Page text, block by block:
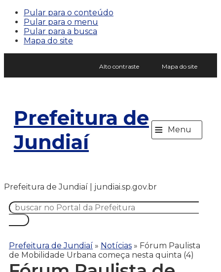
Pular para o conteúdo
Pular para o menu
Pular para a busca
Mapa do site
Alto contraste Mapa do site
Prefeitura de
Jundiaí
≡ Menu
Prefeitura de Jundiaí | jundiai.sp.gov.br
Prefeitura de Jundiaí » Notícias » Fórum Paulista
de Mobilidade Urbana começa nesta quinta (4)